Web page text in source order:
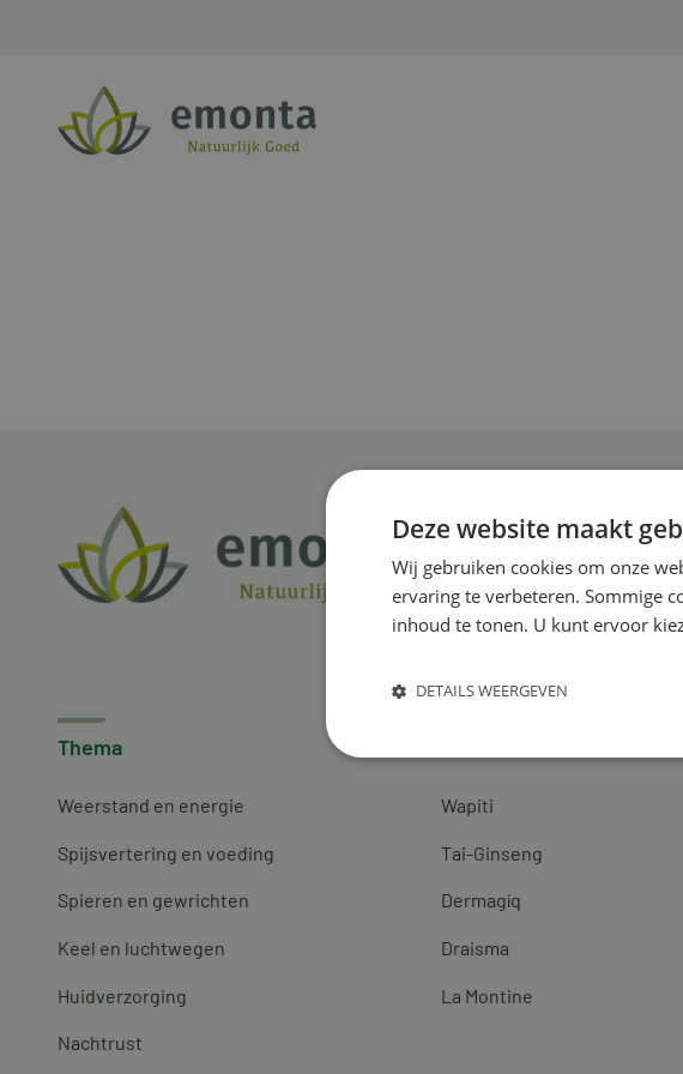
Thema
Weerstand en energie
Spijsvertering en voeding
Spieren en gewrichten
Keel en luchtwegen
Huidverzorging
Nachtrust
Wapiti
Tai-Ginseng
Dermagíq
Draisma
La Montine
Deze website maakt
Wij gebruiken cookies om onze
ervaring te verbeteren. Sommige
inhoud te tonen. U kunt ervoor
DETAILS WEERGEVEN